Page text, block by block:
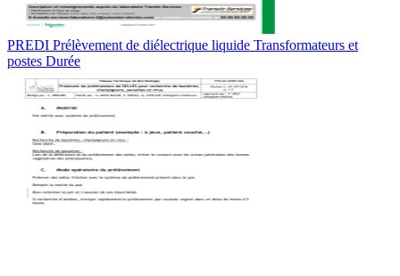
PREDI Prélèvement de diélectrique liquide Transformateurs et
postes Durée